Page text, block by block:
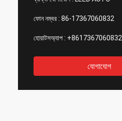
ফোন নম্বর : 86-17367060832
হোয়াটসঅ্যাপ : +8617367060832
যোগাযোগ